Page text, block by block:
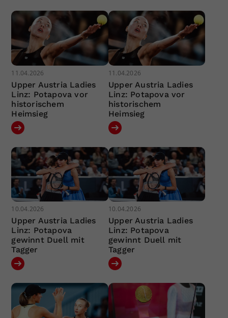
11.04.2026
Upper Austria Ladies
Linz: Potapova vor
historischem
Heimsieg
11.04.2026
Upper Austria Ladies
Linz: Potapova vor
historischem
Heimsieg
10.04.2026
Upper Austria Ladies
Linz: Potapova
gewinnt Duell mit
Tagger
10.04.2026
Upper Austria Ladies
Linz: Potapova
gewinnt Duell mit
Tagger